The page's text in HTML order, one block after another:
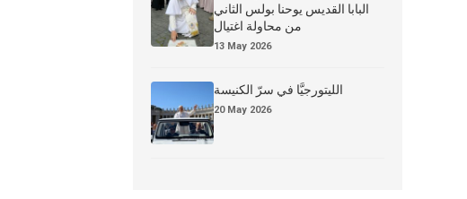
البابا القديس يوحنا بولس الثاني
من محاولة اغتيال
13 May 2026
الليتورجيَّا في سرّ الكنيسة
20 May 2026